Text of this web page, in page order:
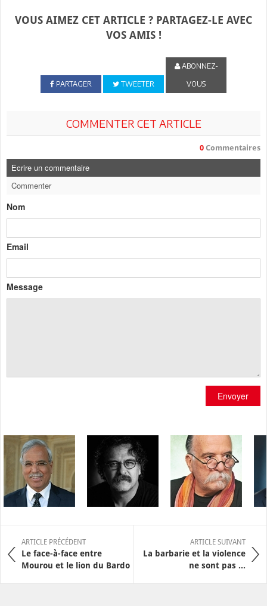
VOUS AIMEZ CET ARTICLE ? PARTAGEZ-LE AVEC
VOS AMIS !
PARTAGER TWEETER
ABONNEZ-
VOUS
COMMENTER CET ARTICLE
0 Commentaires
Ecrire un commentaire
Commenter
Nom
Email
Message
Envoyer
ARTICLE PRÉCÉDENT
Le face-à-face entre
Mourou et le lion du Bardo
ARTICLE SUIVANT
La barbarie et la violence
ne sont pas ...